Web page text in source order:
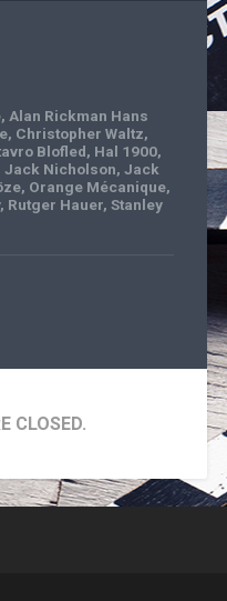
, Alan Rickman Hans
, Christopher Waltz,
Blofled, Hal 1900,
Jack Nicholson, Jack
, Orange Mécanique,
, Rutger Hauer, Stanley
CLOSED.